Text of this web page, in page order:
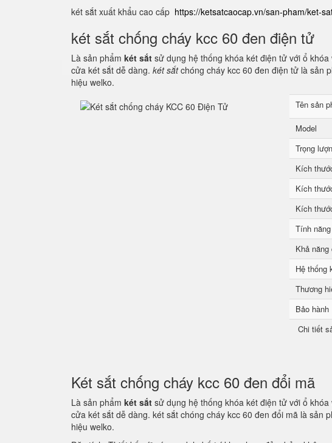
két sắt xuất khẩu cao cấp https://ketsatcaocap.vn/san-pham/ket-
két sắt chống cháy kcc 60 đen điện tử
Là sản phẩm két sắt sử dụng hệ thống khóa két điện tử với ổ
cửa két sắt dễ dàng. két sắtchóng cháy kcc 60 đen điện tử là sản
hiệu welko.
Tên sản
Model
Trọng
Kích
Kích
Kích
Tính năng
Khả
Hệ thống
Thương
Bảo hành
Chi tiết
Két sắt chống cháy kcc 60 đen đổi mã
Là sản phẩm két sắt sử dụng hệ thống khóa két điện tử với ổ
cửa két sắt dễ dàng. két sắt chóng cháy kcc 60 đen đổi mã là sản
hiệu welko.